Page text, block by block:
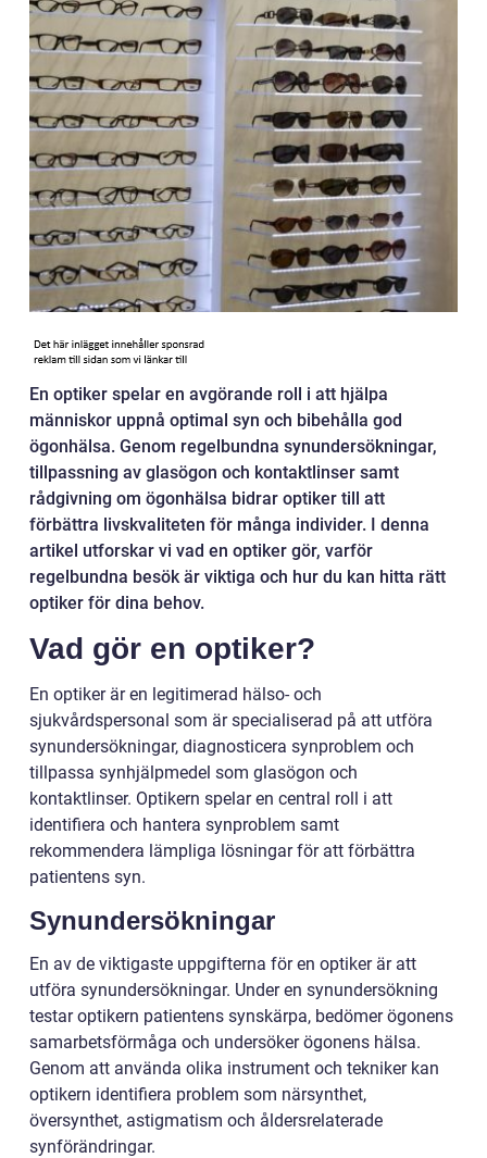
En optiker spelar en avgörande roll i att hjälpa
människor uppnå optimal syn och bibehålla god
ögonhälsa. Genom regelbundna synundersökningar,
tillpassning av glasögon och kontaktlinser samt
rådgivning om ögonhälsa bidrar optiker till att
förbättra livskvaliteten för många individer. I denna
artikel utforskar vi vad en optiker gör, varför
regelbundna besök är viktiga och hur du kan hitta rätt
optiker för dina behov.
Vad gör en optiker?
En optiker är en legitimerad hälso- och
sjukvårdspersonal som är specialiserad på att utföra
synundersökningar, diagnosticera synproblem och
tillpassa synhjälpmedel som glasögon och
kontaktlinser. Optikern spelar en central roll i att
identifiera och hantera synproblem samt
rekommendera lämpliga lösningar för att förbättra
patientens syn.
Synundersökningar
En av de viktigaste uppgifterna för en optiker är att
utföra synundersökningar. Under en synundersökning
testar optikern patientens synskärpa, bedömer ögonens
samarbetsförmåga och undersöker ögonens hälsa.
Genom att använda olika instrument och tekniker kan
optikern identifiera problem som närsynthet,
översynthet, astigmatism och åldersrelaterade
synförändringar.